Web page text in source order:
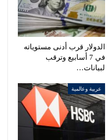
الدولار قرب أدنى مستوياته
في 7 أسابيع وترقب
لبيانات…
عربية وعالمية